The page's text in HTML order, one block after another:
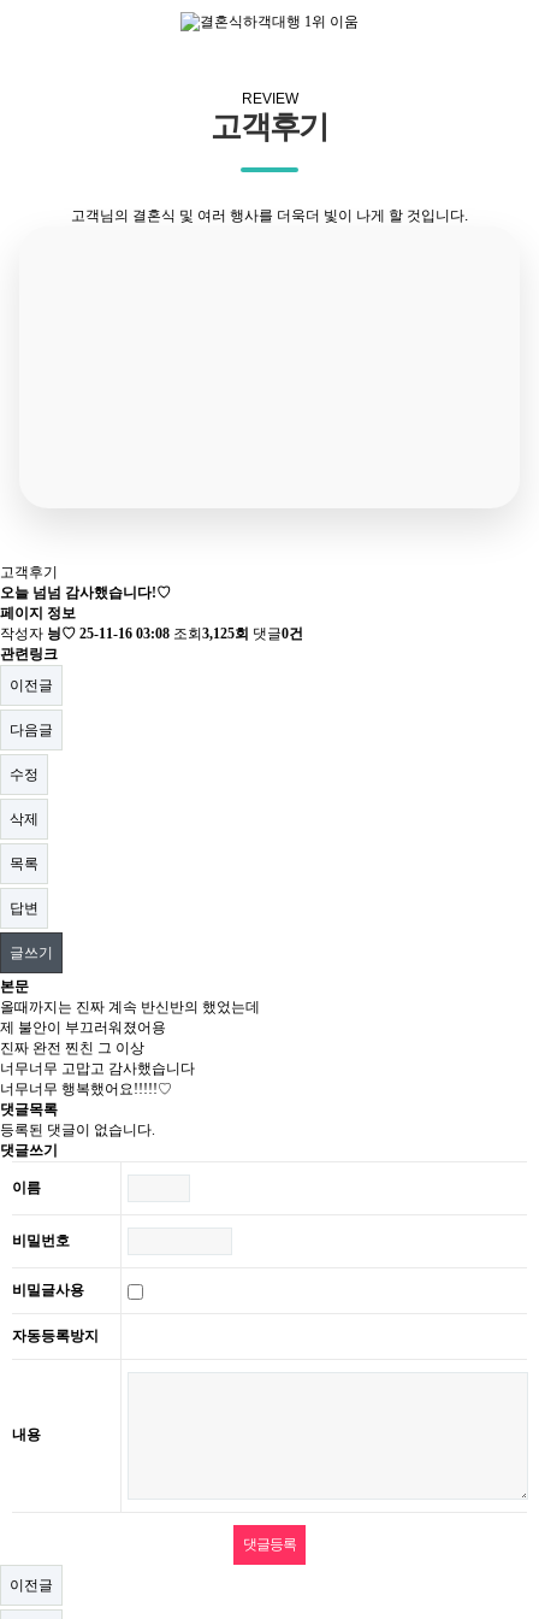
REVIEW
고객후기
고객님의 결혼식 및 여러 행사를 더욱더 빛이 나게 할 것입니다.
고객후기
오늘 넘넘 감사했습니다!♡
페이지 정보
작성자 닁♡ 25-11-16 03:08 조회 3,125회 댓글0건
관련링크
이전글
다음글
수정
삭제
목록
답변
글쓰기
본문
올때까지는 진짜 계속 반신반의 했었는데
제 불안이 부끄러워졌어용
진짜 완전 찐친 그 이상
너무너무 고맙고 감사했습니다
너무너무 행복했어요!!!!!♡
댓글목록
등록된 댓글이 없습니다.
댓글쓰기
이름
비밀번호
비밀글사용
자동등록방지
내용
이전글